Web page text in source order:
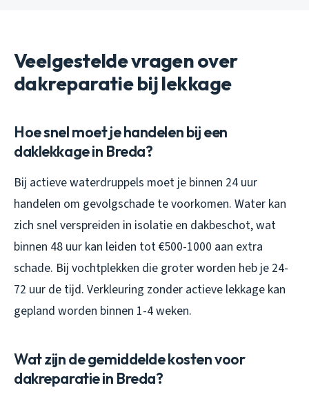
Veelgestelde vragen over
dakreparatie bij lekkage
Hoe snel moet je handelen bij een
daklekkage in Breda?
Bij actieve waterdruppels moet je binnen 24 uur
handelen om gevolgschade te voorkomen. Water kan
zich snel verspreiden in isolatie en dakbeschot, wat
binnen 48 uur kan leiden tot €500-1000 aan extra
schade. Bij vochtplekken die groter worden heb je 24-
72 uur de tijd. Verkleuring zonder actieve lekkage kan
gepland worden binnen 1-4 weken.
Wat zijn de gemiddelde kosten voor
dakreparatie in Breda?